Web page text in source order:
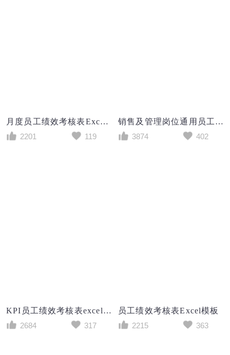
月度员工绩效考核表Excel模板
2201
119
销售及管理岗位通用员工绩效考核表excel表格模板
3874
402
KPI员工绩效考核表excel模板
2684
317
员工绩效考核表Excel模板
2215
363